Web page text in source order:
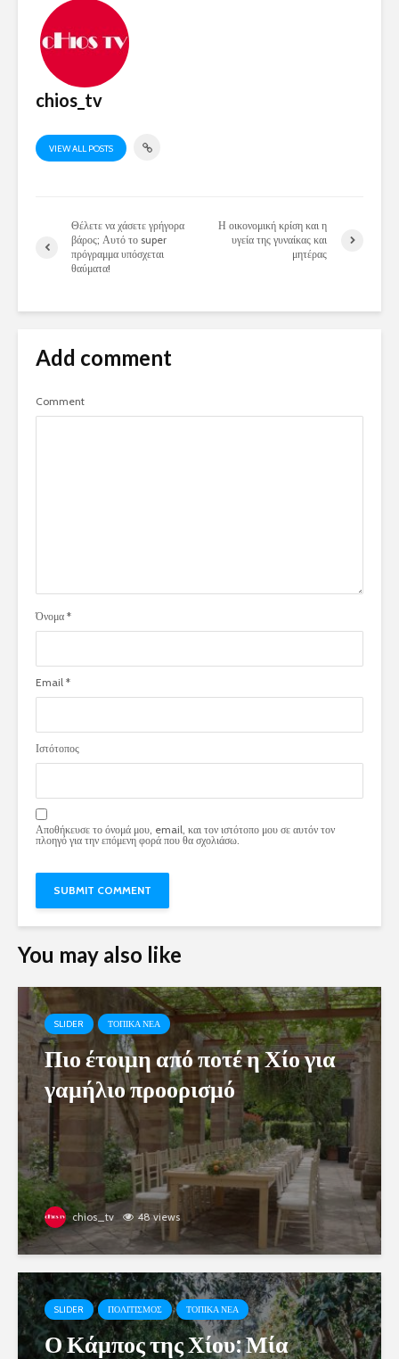
chios_tv
VIEW ALL POSTS
Θέλετε να χάσετε γρήγορα
βάρος; Αυτό το super
πρόγραμμα υπόσχεται
θαύματα!
Η οικονομική κρίση και η
υγεία της γυναίκας και
μητέρας
Add comment
Comment
Όνομα *
Email *
Ιστότοπος
Αποθήκευσε το όνομά μου, email, και τον ιστότοπο μου σε αυτόν τον
πλοηγό για την επόμενη φορά που θα σχολιάσω.
You may also like
SLIDER ΤΟΠΙΚΑ ΝΕΑ
Πιο έτοιμη από ποτέ η Χίο για
γαμήλιο προορισμό
chios_tv 48 views
SLIDER ΠΟΛΙΤΙΣΜΟΣ ΤΟΠΙΚΑ ΝΕΑ
Ο Κάμπος της Χίου: Μία